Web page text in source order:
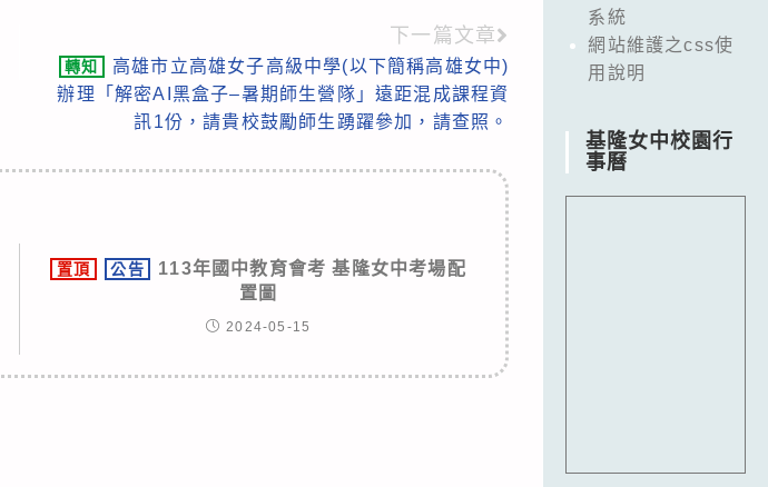
下一篇文章
轉知
高雄市立高雄女子高級中學(以下簡稱高雄女中)
辦理「解密AI黑盒子–暑期師生營隊」遠距混成課程資
訊1份，請貴校鼓勵師生踴躍參加，請查照。
置頂 公告
113年國中教育會考 基隆女中考場配
置圖
2024-05-15
系統
網站維護之css使
用說明
基隆女中校園行
事曆